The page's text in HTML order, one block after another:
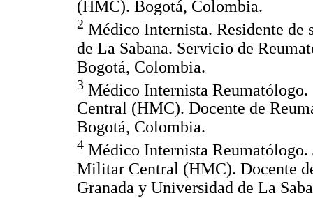
(HMC). Bogotá, Colombia.
2 Médico Internista. Residente de
de La Sabana. Servicio de
Bogotá, Colombia.
3 Médico Internista
Central (HMC). Docente de
Bogotá, Colombia.
4 Médico Internista
Militar Central (HMC). Docente
Granada y Universidad de La